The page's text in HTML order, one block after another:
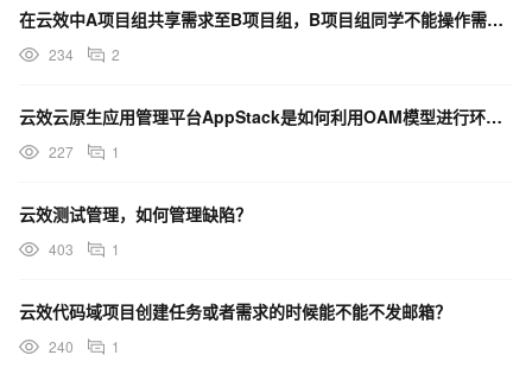
在云效中A项目组共享需求至B项目组，B项目组同学不能操作需求字段和状态，这个在哪里设置权限呢？
234 2
云效云原生应用管理平台AppStack是如何利用OAM模型进行环境管理的？
227 1
云效测试管理，如何管理缺陷？
403 1
云效代码域项目创建任务或者需求的时候能不能不发邮箱？
240 1